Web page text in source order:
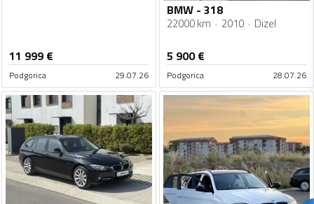
11 999 €
Podgorica 29.07.26
BMW - 318
22000 km 2010 Dizel
5 900€
Podgorica 28.07.26